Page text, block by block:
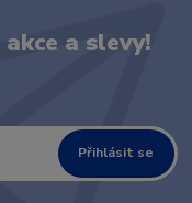
a slevy!
Přihlásit se